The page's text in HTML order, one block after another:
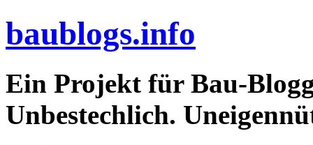
baublogs.info
Ein Projekt für Bau-
Unbestechlich.